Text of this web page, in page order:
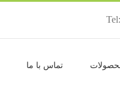
تماس با ما